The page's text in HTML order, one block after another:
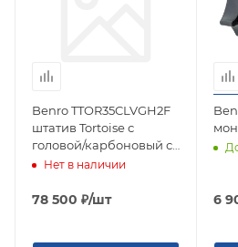
Benro TTOR35CLVGH2F
штатив Tortoise с
головой/карбоновый с
цангами
Нет в наличии
78 500 ₽/шт 6